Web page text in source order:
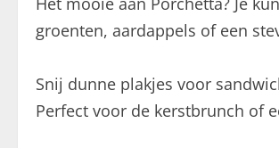
groenten, aardappels of een
Snij dunne plakjes voor
Perfect voor de kerstbrunch of